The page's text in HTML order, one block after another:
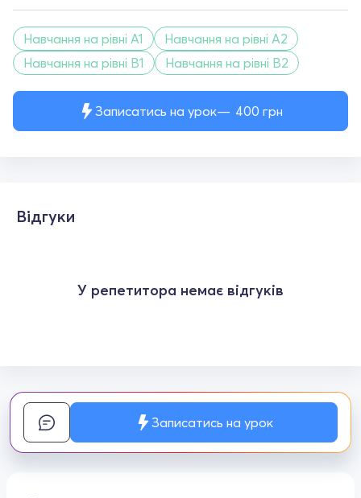
Записатись на урок 400 грн
Навчання на рівні A1
Навчання на рівні A2
Навчання на рівні B1
Навчання на рівні B2
Відгуки
У репетитора немає відгуків
Записатись на урок